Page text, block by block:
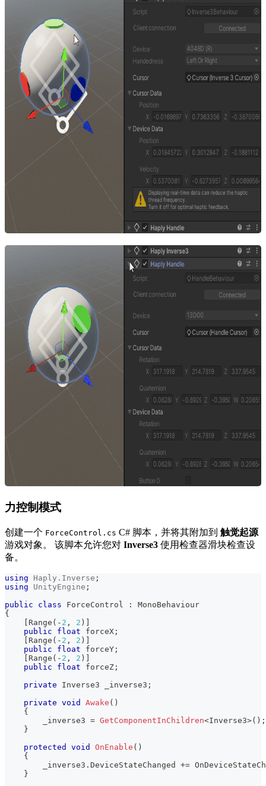
力控制模式
创建一个 ForceControl.cs C# 脚本，并将其附加到 触觉起源
游戏对象。 该脚本允许您对 Inverse3 使用检查器滑块检查设
备。
using Haply . Inverse ;
using
UnityEngine ;
public
class ForceControl :
MonoBehaviour
{
Range ( - 2 , 2 )
public
float forceX ;
Range ( - 2 , 2 )
public
float forceY ;
Range ( - 2 , 2 )
public
float forceZ ;
private
Inverse3 _inverse3 ;
private void Awake ( )
{
        _inverse3
= GetComponentInChildren<Inverse3>( ) ;
}
protected
void OnEnable ( )
{
        _inverse3
. DeviceStateChanged +=
}